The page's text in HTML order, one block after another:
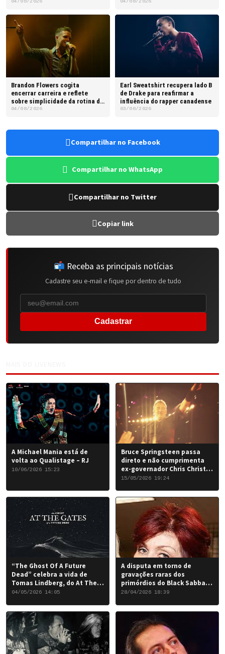
franquia
04/08/2026 04/08/2026
Brandon Flowers cogita
encerrar carreira e reflete
sobre simplicidade da rotina do
pai
04/08/2026
Earl Sweatshirt recupera lado B
de Drake para reafirmar a
influência do rapper canadense
03/08/2026
Compartilhar no Facebook
Compartilhar no WhatsApp
Compartilhar no Twitter
Copiar link
📬 Receba as principais notícias
Cadastre seu e-mail e fique por dentro de tudo
Cadastrar
A Michael Mania está de
volta ao Qualistage – RJ
10/06/2026 15:23
Bruce Springsteen passa
direto e não cumprimenta
ex-governador Chris Christie
em Nova York
15/05/2026 19:24
“The Ghost Of A Future
Dead” celebra a vida de
Tomas Lindberg, do At The
Gates
04/05/2026 14:05
A disputa em torno de
gravações raras dos
primórdios do Black Sabbath
chegou a um desfecho
28/04/2026 18:39